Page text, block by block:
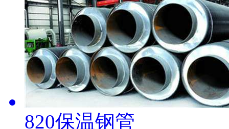
820保温钢管